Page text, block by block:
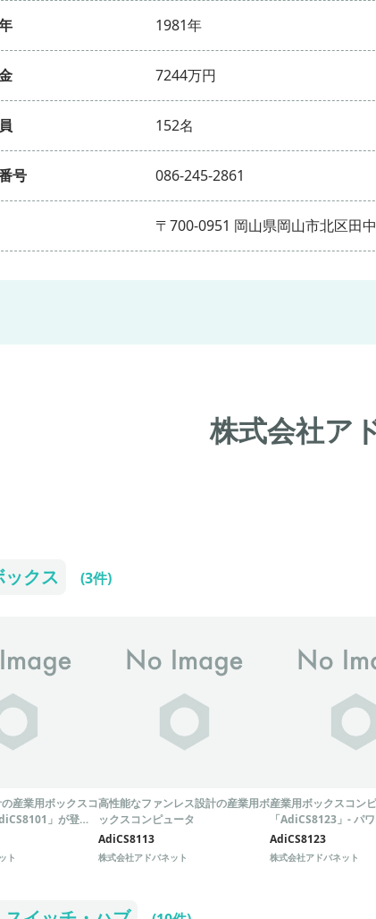
1981年
7244万円
152名
号 086-245-2861
〒700-0951 岡山県岡山市北区田
株式会社ア
クス (3件)
産業用ボックスコ
」が登
ト
高性能なファンレス設計の産業用ボ
ックスコンピュータ
AdiCS8113
株式会社アドバネット
産業用ボックスコン
「AdiCS8123」- パ
ース、多用途な組み込
AdiCS8123
株式会社アドバネット